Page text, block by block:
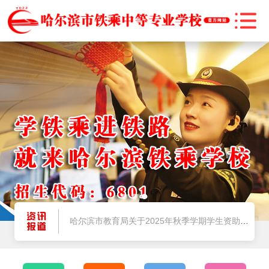
@师生家长，2025暑期将至，安全提示请牢记
哈尔滨市教育局关于2025年秋季学期学生资助政策执行的公告
“尔滨爱你·与法同行”——法治宣传教育进校园